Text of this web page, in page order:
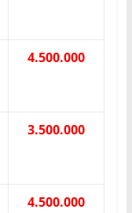
4.500.000
3.500.000
4.500.000